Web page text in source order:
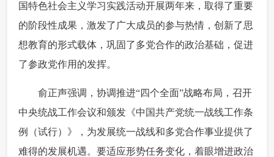
国特色社会主义学习实践活动开展两年来，取得了重要
的阶段性成果，激发了广大成员的参与热情，创新了思
想教育的形式载体，巩固了多党合作的政治基础，促进
了参政党作用的发挥。
俞正声强调，协调推进“四个全面”战略布局，召开
中央统战工作会议和颁发《中国共产党统一战线工作条
例（试行）》，为发展统一战线和多党合作事业提供了
难得的发展机遇。要适应形势任务变化，着眼增进政治